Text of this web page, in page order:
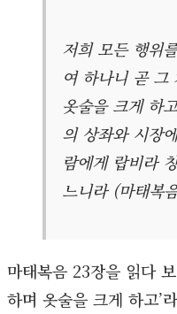
저희 모든 행위
여 하나니 곧 그
옷술을 크게 하
의 상좌와 시장
람에게 랍비라
느니라 (마태복
마태복음 23장을 읽다
하며 옷술을 크게 하고’